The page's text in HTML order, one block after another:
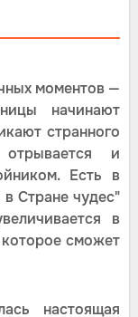
моментов —
начинают
странного
и
Есть в
Стране чудес"
в
сможет
настоящая